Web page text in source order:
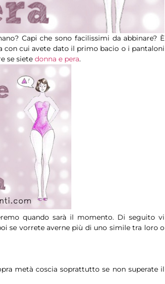
Capi che sono facilissimi da abbinare? È
cui avete dato il primo bacio o i pantaloni
se siete donna e pera.
quando sarà il momento. Di seguito vi
se vorrete averne più di uno simile tra loro o
metà coscia soprattutto se non superate il